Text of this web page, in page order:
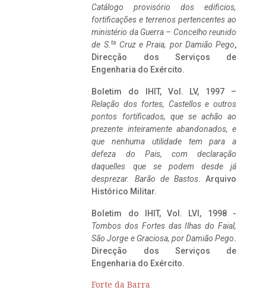
Catálogo provisório dos edificios,
fortificações e terrenos pertencentes ao
ministério da Guerra – Concelho reunido
de S. ta Cruz e Praia, por Damião Pego,
Direcção dos Serviços de
Engenharia do Exército.
Boletim do IHIT, Vol. LV, 1997 –
Relação dos fortes, Castellos e outros
pontos fortificados, que se achão ao
prezente inteiramente abandonados, e
que nenhuma utilidade tem para a
defeza do Pais, com declaração
daquelles que se podem desde já
desprezar. Barão de Bastos. Arquivo
Histórico Militar.
Boletim do IHIT, Vol. LVI, 1998 -
Tombos dos Fortes das Ilhas do Faial,
São Jorge e Graciosa, por Damião Pego.
Direcção dos Serviços de
Engenharia do Exército.
Forte da Barra